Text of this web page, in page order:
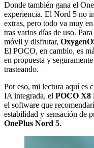
Donde también gana el
experiencia. El Nord 5 no
extras, pero todo va muy
tras varios días de uso.
móvil y disfrutar,
El POCO, en cambio, es
en propuesta y
trasteando.
Por eso, mi lectura aquí es
IA integrada, el POCO X8
el software que
estabilidad y sensación de
OnePlus Nord 5.